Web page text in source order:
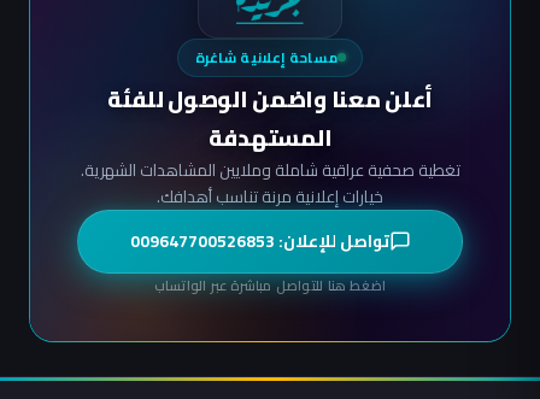
مساحة إعلانية شاغرة
أعلن معنا واضمن الوصول للفئة
المستهدفة
تغطية صحفية عراقية شاملة وملايين المشاهدات الشهرية.
خيارات إعلانية مرنة تناسب أهدافك.
تواصل للإعلان: 009647700526853
اضغط هنا للتواصل مباشرة عبر الواتساب